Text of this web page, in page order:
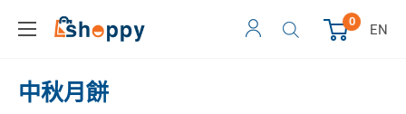
0
EN
中秋月餅